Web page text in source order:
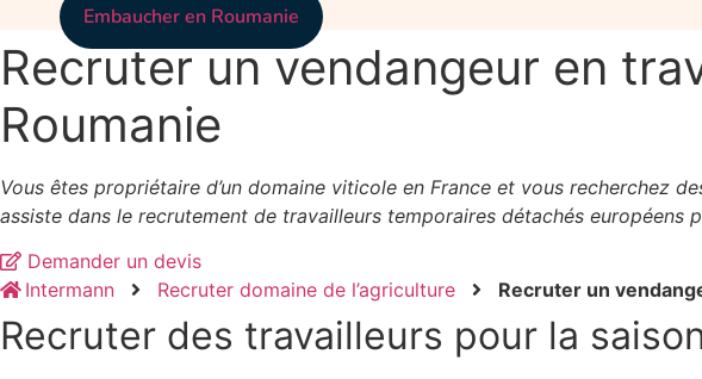
Embaucher en Roumanie
Recruter un vendangeur en
Roumanie
Vous êtes propriétaire d’un domaine viticole en France et vous recherchez
assiste dans le recrutement de travailleurs temporaires détachés européens
Demander un devis
Intermann
Recruter domaine de l’agriculture Recruter un
Recruter des travailleurs pour la